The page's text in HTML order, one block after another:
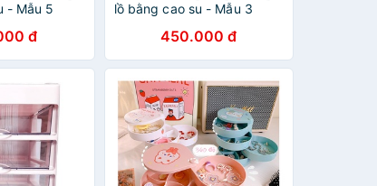
- Mẫu 5
đ
lồ bằng cao su - Mẫu 3
450.000 đ